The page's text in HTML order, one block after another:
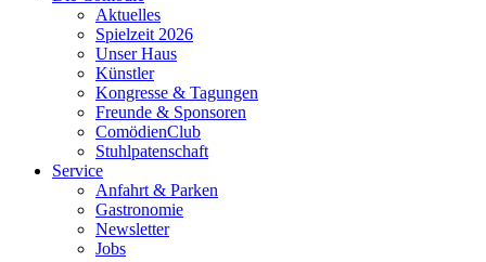
Aktuelles
Spielzeit 2026
Unser Haus
Künstler
Kongresse & Tagungen
Freunde & Sponsoren
ComödienClub
Stuhlpatenschaft
Service
Anfahrt & Parken
Gastronomie
Newsletter
Jobs